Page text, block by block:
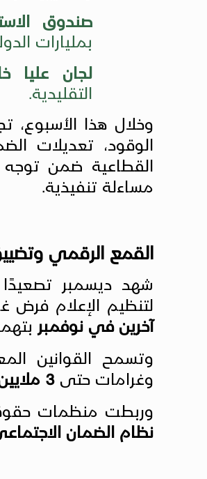
صندوق
بمليارات
لجان عليا
التقليدية.
وخلال هذا الأسبوع،
الوقود، تعديلات
القطاعية ضمن
مساءلة تنفيذية.
القمع الرقمي
شهد ديسمبر
لتنظيم الإعلام فرض
آخرين في نوفمبر
وتسمح القوانين
وغرامات حتى3 ملايين ريال
وربطت منظمات
نظام الضمان